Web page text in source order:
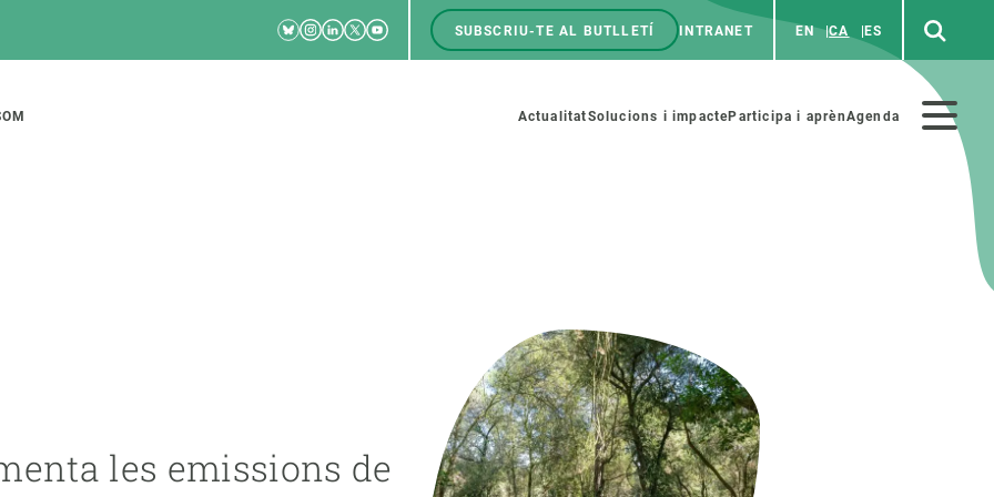
RRSS
Bluesky
Instagram
Linkedin
TwitterYoutube
Menú
SUBSCRIU-TE AL BUTLLETÍ INTRANET EN CA ES
Menú
ActualitatSolucions i impacteParticipa i aprènAgenda
les emissions de
ecosistemes Política i gestió Demana la teva beca ERC
PARTICIPA
Ciència i art
Fes ciència amb nosaltres
Materials educatius
COL·LABORA
Agenda
Esdeveniments anteriors
Actualitat
Notícies